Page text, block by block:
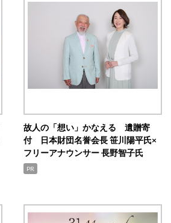
故人の「想い」かなえる 遺贈寄
付 日本財団名誉会長 笹川陽平氏×
フリーアナウンサー 長野智子氏
PR